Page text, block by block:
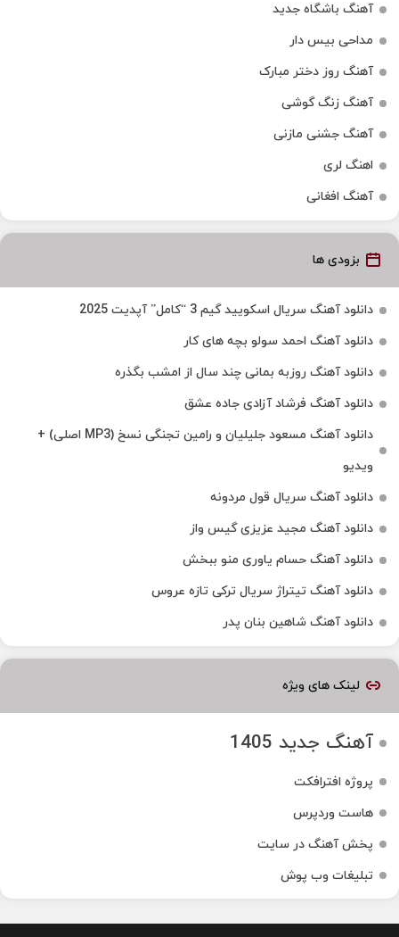
آهنگ باشگاه جدید
مداحی بیس دار
آهنگ روز دختر مبارک
آهنگ زنگ گوشی
آهنگ جشنی مازنی
اهنگ لری
آهنگ افغانی
بزودی ها
دانلود آهنگ سریال اسکویید گیم 3 “کامل” آپدیت 2025
دانلود آهنگ احمد سولو بچه های کار
دانلود آهنگ روزبه بمانی چند سال از امشب بگذره
دانلود آهنگ فرشاد آزادی جاده عشق
دانلود آهنگ مسعود جلیلیان و رامین تجنگی نسخ (MP3 اصلی) +
ویدیو
دانلود آهنگ سریال قول مردونه
دانلود آهنگ مجید عزیزی گیس واز
دانلود آهنگ حسام یاوری منو ببخش
دانلود آهنگ تیتراژ سریال ترکی تازه عروس
دانلود آهنگ شاهین بنان پدر
لینک های ویژه
آهنگ جدید 1405
پروژه افترافکت
هاست وردپرس
پخش آهنگ در سایت
تبلیغات وب پوش